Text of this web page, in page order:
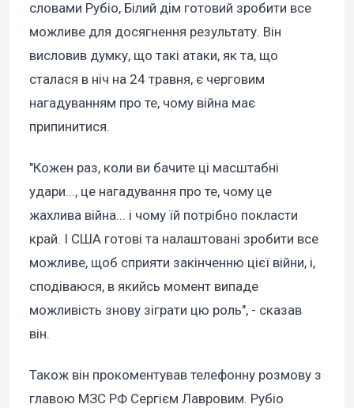
словами Рубіо, Білий дім готовий зробити все
можливе для досягнення результату. Він
висловив думку, що такі атаки, як та, що
сталася в ніч на 24 травня, є черговим
нагадуванням про те, чому війна має
припинитися.
"Кожен раз, коли ви бачите ці масштабні
удари..., це нагадування про те, чому це
жахлива війна... і чому їй потрібно покласти
край. І США готові та налаштовані зробити все
можливе, щоб сприяти закінченню цієї війни, і,
сподіваюся, в якийсь момент випаде
можливість знову зіграти цю роль", - сказав
він.
Також він прокоментував телефонну розмову з
главою МЗС РФ Сергієм Лавровим. Рубіо